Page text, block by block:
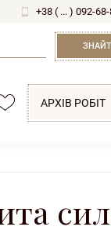
+38 ( ... ) 092-
АРХІВ РОБІТ